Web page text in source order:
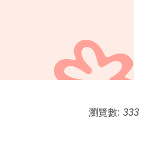
瀏覽數: 333